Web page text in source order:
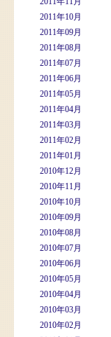
2011年10月
2011年09月
2011年08月
2011年07月
2011年06月
2011年05月
2011年04月
2011年03月
2011年02月
2011年01月
2010年12月
2010年11月
2010年10月
2010年09月
2010年08月
2010年07月
2010年06月
2010年05月
2010年04月
2010年03月
2010年02月